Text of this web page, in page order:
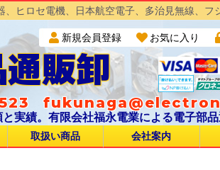
ヒロセ電機、日本航空電子、多治見無線、フ
新規会員登録 お気に入り
販卸
実績。有限会社福永電業による電子部
取扱い商品 会社案内